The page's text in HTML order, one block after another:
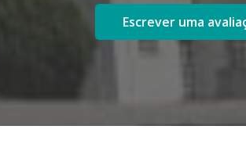
Escrever uma